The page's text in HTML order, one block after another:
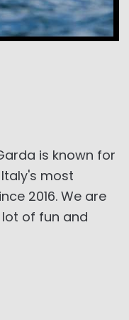
is known for
most
2016. We are
of fun and